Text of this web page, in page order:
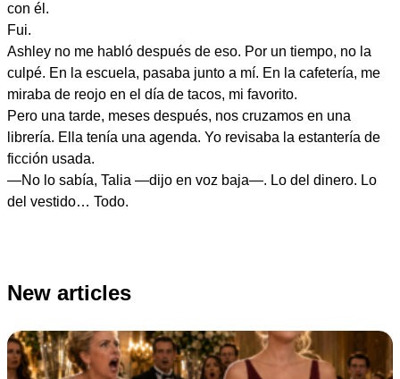
con él.
Fui.
Ashley no me habló después de eso. Por un tiempo, no la
culpé. En la escuela, pasaba junto a mí. En la cafetería, me
miraba de reojo en el día de tacos, mi favorito.
Pero una tarde, meses después, nos cruzamos en una
librería. Ella tenía una agenda. Yo revisaba la estantería de
ficción usada.
—No lo sabía, Talia —dijo en voz baja—. Lo del dinero. Lo
del vestido… Todo.
New articles